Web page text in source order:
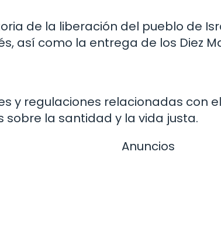
de la liberación del pueblo de
así como la entrega de los Diez
y regulaciones relacionadas con
sobre la santidad y la vida justa.
Anuncios